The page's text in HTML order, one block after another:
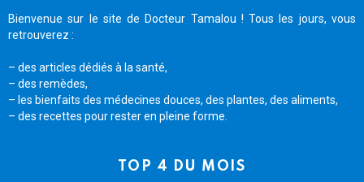
Bienvenue sur le site de Docteur Tamalou ! Tous les jours, vous
retrouverez :
– des articles dédiés à la santé,
– des remèdes,
– les bienfaits des médecines douces, des plantes, des aliments,
– des recettes pour rester en pleine forme.
TOP 4 DU MOIS